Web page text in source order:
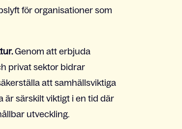
för organisationer som
Genom att erbjuda
privat sektor bidrar
att samhällsviktiga
är särskilt viktigt i en tid där
utveckling.